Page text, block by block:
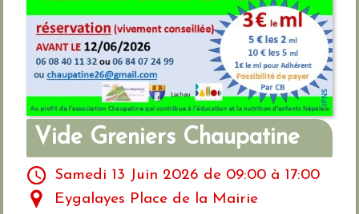
Vide Greniers Chaupatine
Samedi 13 Juin 2026 de 09:00 à 17:00
Eygalayes Place de la Mairie